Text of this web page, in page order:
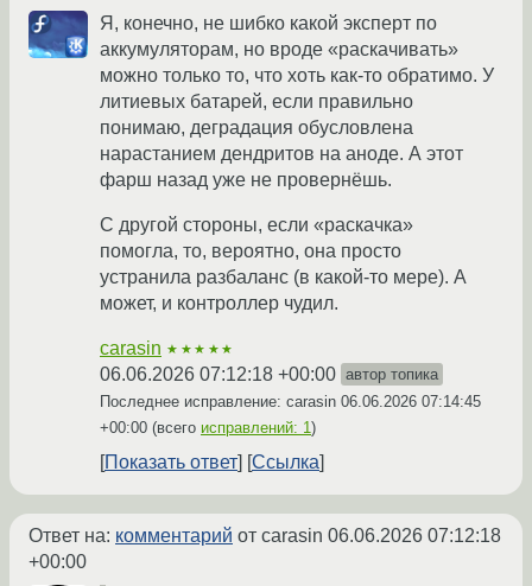
Я, конечно, не шибко какой эксперт по
аккумуляторам, но вроде «раскачивать»
можно только то, что хоть как-то обратимо. У
литиевых батарей, если правильно
понимаю, деградация обусловлена
нарастанием дендритов на аноде. А этот
фарш назад уже не провернёшь.
С другой стороны, если «раскачка»
помогла, то, вероятно, она просто
устранила разбаланс (в какой-то мере). А
может, и контроллер чудил.
carasin ★★★★★
06.06.2026 07:12:18 +00:00 автор топика
Последнее исправление: carasin 06.06.2026 07:14:45
+00:00 (всего исправлений: 1)
Показать ответ Ссылка
Ответ на: комментарий от carasin 06.06.2026 07:12:18
+00:00